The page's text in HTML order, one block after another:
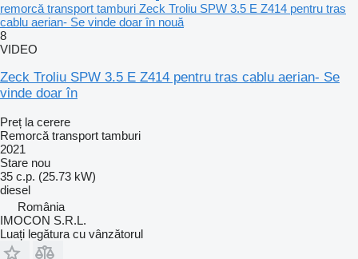
remorcă transport tamburi Zeck Troliu SPW 3.5 E Z414 pentru tras
cablu aerian- Se vinde doar în nouă
8
VIDEO
Zeck Troliu SPW 3.5 E Z414 pentru tras cablu aerian- Se
vinde doar în
Preț la cerere
Remorcă transport tamburi
2021
Stare nou
35 c.p. (25.73 kW)
diesel
România
IMOCON S.R.L.
Luați legătura cu vânzătorul